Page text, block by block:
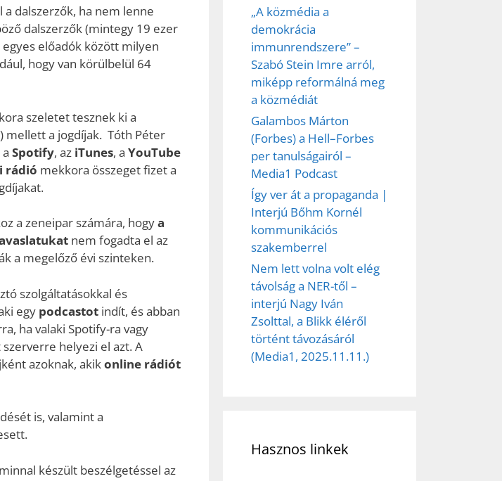
dalszerzők, ha nem lenne
dalszerzők (mintegy 19 ezer
előadók között milyen
hogy van körülbelül 64
szeletet tesznek ki a
mellett a jogdíjak. Tóth Péter
Spotify, az iTunes, a YouTube
rádió mekkora összeget fizet a
a zeneipar számára, hogya
nem fogadta el az
a megelőző évi szinteken.
szolgáltatásokkal és
egy podcastot indít, és abban
ha valaki Spotify-ra vagy
helyezi el azt. A
azoknak, akikonline rádiót
is, valamint a
készült beszélgetéssel az
„A közmédia a
demokrácia
immunrendszere” –
Szabó Stein Imre arról,
miképp reformálná meg
a közmédiát
Galambos Márton
(Forbes) a Hell–Forbes
per tanulságairól –
Media1 Podcast
Így ver át a propaganda |
Interjú Bőhm Kornél
kommunikációs
szakemberrel
Nem lett volna volt elég
távolság a NER-től –
interjú Nagy Iván
Zsolttal, a Blikk éléről
történt távozásáról
(Media1, 2025.11.11.)
Hasznos linkek